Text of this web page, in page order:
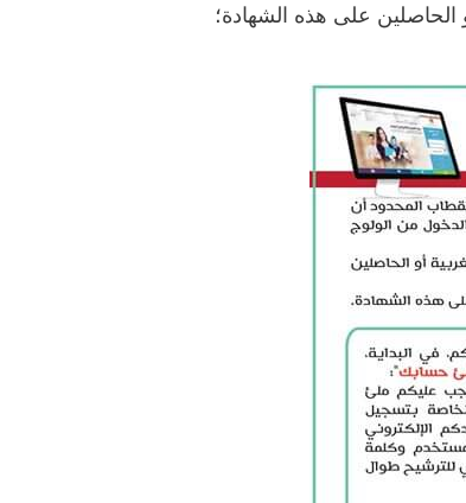
الحاصلين على هذه الشهادة؛